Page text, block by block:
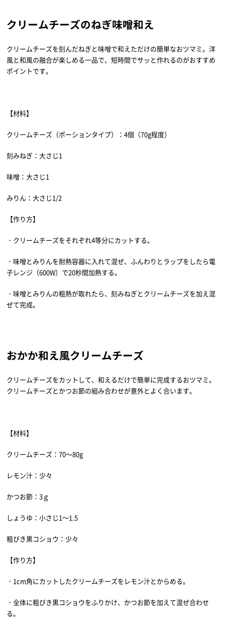
クリームチーズのねぎ味噌和え
クリームチーズを刻んだねぎと味噌で和えただけの簡単なおツマミ。洋
風と和風の融合が楽しめる一品で、短時間でサッと作れるのがおすすめ
ポイントです。
【材料】
クリームチーズ（ポーションタイプ）：4個（70g程度）
刻みねぎ：大さじ1
味噌：大さじ1
みりん：大さじ1/2
【作り方】
・クリームチーズをそれぞれ4等分にカットする。
・味噌とみりんを耐熱容器に入れて混ぜ、ふんわりとラップをしたら電
子レンジ（600W）で20秒間加熱する。
・味噌とみりんの粗熱が取れたら、刻みねぎとクリームチーズを加え混
ぜて完成。
おかか和え風クリームチーズ
クリームチーズをカットして、和えるだけで簡単に完成するおツマミ。
クリームチーズとかつお節の組み合わせが意外とよく合います。
【材料】
クリームチーズ：70～80g
レモン汁：少々
かつお節：3ｇ
しょうゆ：小さじ1～1.5
粗びき黒コショウ：少々
【作り方】
・1cm角にカットしたクリームチーズをレモン汁とからめる。
・全体に粗びき黒コショウをふりかけ、かつお節を加えて混ぜ合わせ
る。